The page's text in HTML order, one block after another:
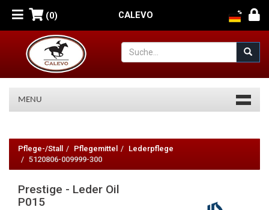
(0) CALEVO
MENU
Leder
Oil
Pflege-/Stall Pflegemittel
Lederpflege
5120806-009999-300
Prestige - Leder Oil
P015